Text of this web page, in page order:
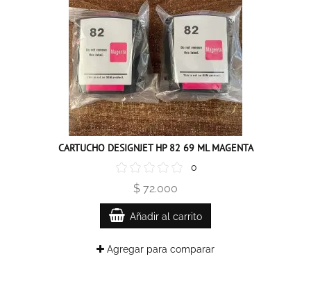
CARTUCHO DESIGNJET HP 82 69 ML MAGENTA
0
$ 72.000
Añadir al carrito
Agregar para comparar